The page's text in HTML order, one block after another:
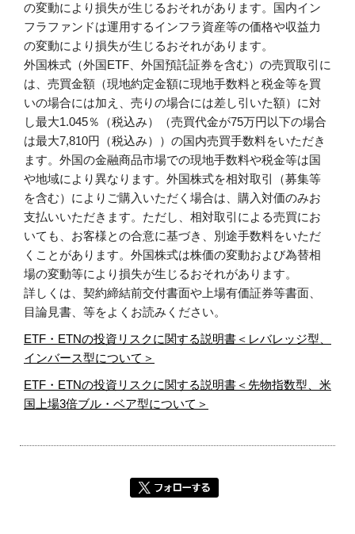
の変動により損失が生じるおそれがあります。国内イン
フラファンドは運用するインフラ資産等の価格や収益力
の変動により損失が生じるおそれがあります。
外国株式（外国ETF、外国預託証券を含む）の売買取引に
は、売買金額（現地約定金額に現地手数料と税金等を買
いの場合には加え、売りの場合には差し引いた額）に対
し最大1.045％（税込み）（売買代金が75万円以下の場合
は最大7,810円（税込み））の国内売買手数料をいただき
ます。外国の金融商品市場での現地手数料や税金等は国
や地域により異なります。外国株式を相対取引（募集等
を含む）によりご購入いただく場合は、購入対価のみお
支払いいただきます。ただし、相対取引による売買にお
いても、お客様との合意に基づき、別途手数料をいただ
くことがあります。外国株式は株価の変動および為替相
場の変動等により損失が生じるおそれがあります。
詳しくは、契約締結前交付書面や上場有価証券等書面、
目論見書、等をよくお読みください。
ETF・ETNの投資リスクに関する説明書＜レバレッジ型、
インバース型について＞
ETF・ETNの投資リスクに関する説明書＜先物指数型、米
国上場3倍ブル・ベア型について＞